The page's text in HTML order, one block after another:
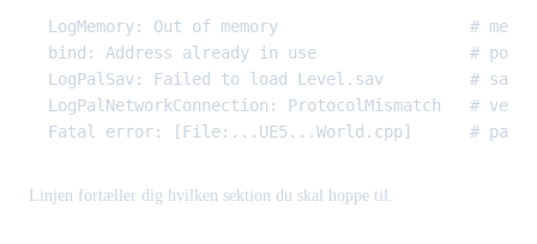
LogMemory: Out of memory                    #
bind: Address already in use                #
LogPalSav: Failed to load Level.sav         #
LogPalNetworkConnection: ProtocolMismatch   #
Linjen fortæller dig hvilken sektion du skal hoppe til.